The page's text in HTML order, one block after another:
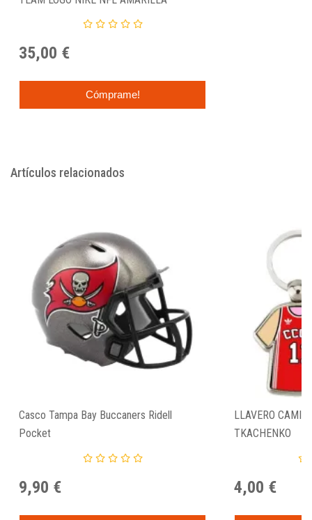
35,00 €
Cómprame!
Artículos relacionados
Casco Tampa Bay Buccaners Ridell
Pocket
9,90 €
LLAVERO
TKACHENKO
4,00 €